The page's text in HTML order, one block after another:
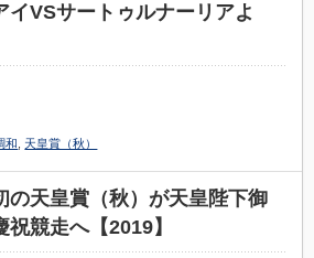
イVSサートゥルナーリアよ
和 天皇賞（秋）
の天皇賞（秋）が天皇陛下御
祝競走へ【2019】